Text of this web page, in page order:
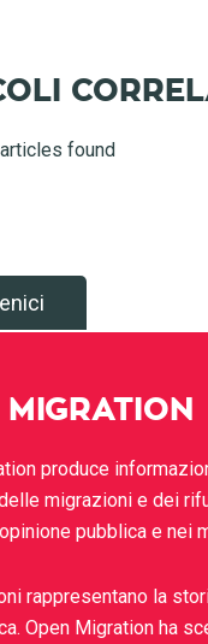
found
MIGRATION
produce
migrazioni e dei
pubblica e nei
rappresentano la
Open Migration ha